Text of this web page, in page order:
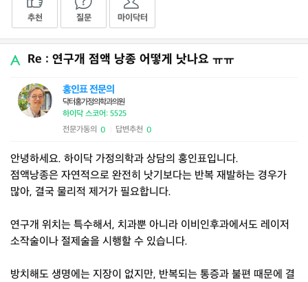
추천 질문 마이닥터
Re : 연구개 점액 낭종 어떻게 낫나요 ㅠㅠ
홍인표 전문의
닥터홍가정의학과의원
하이닥 스코어: 5525
전문가동의 0 답변추천 0
안녕하세요. 하이닥 가정의학과 상담의 홍인표입니다.
점액낭종은 자연적으로 완전히 낫기보다는 반복 재발하는 경우가
많아, 결국 물리적 제거가 필요합니다.
연구개 위치는 특수해서, 치과뿐 아니라 이비인후과에서도 레이저
소작술이나 절제술을 시행할 수 있습니다.
방치해도 생명에는 지장이 없지만, 반복되는 통증과 불편 때문에 결